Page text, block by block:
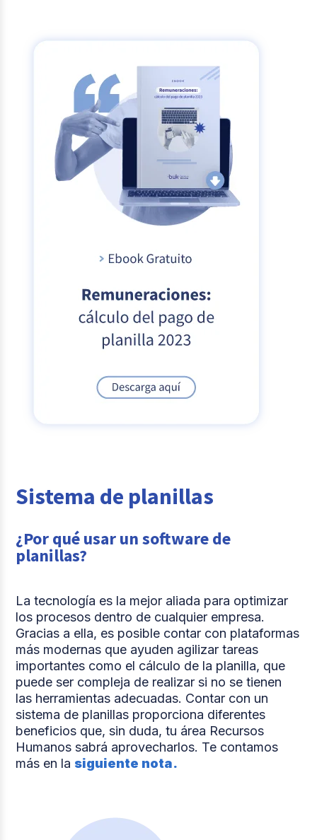
Sistema de planillas
¿Por qué usar un software de
planillas?
La tecnología es la mejor aliada para optimizar
los procesos dentro de cualquier empresa.
Gracias a ella, es posible contar con plataformas
más modernas que ayuden agilizar tareas
importantes como el cálculo de la planilla, que
puede ser compleja de realizar si no se tienen
las herramientas adecuadas. Contar con un
sistema de planillas proporciona diferentes
beneficios que, sin duda, tu área Recursos
Humanos sabrá aprovecharlos. Te contamos
más en la siguiente nota.